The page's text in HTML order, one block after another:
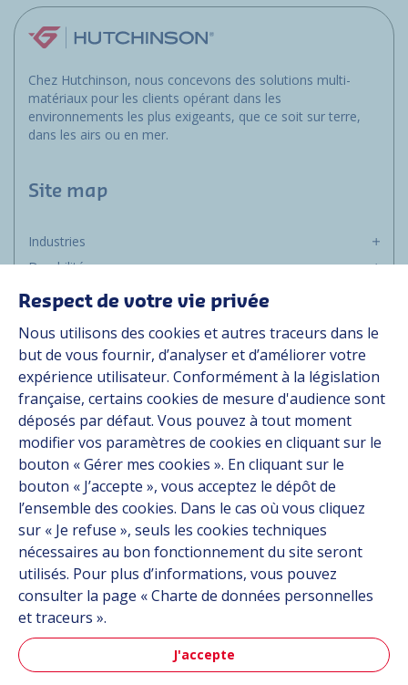
Chez Hutchinson, nous concevons des solutions multi-
matériaux pour les clients opérant dans les
environnements les plus exigeants, que ce soit sur terre,
dans les airs ou en mer.
Site map
Industries
Durabilité
Média
Groupe
Fournisseurs
Documentation
Contact
Follow us
LinkedIn
Instagram
Respect de votre vie privée
Nous utilisons des cookies et autres traceurs dans le
but de vous fournir, d’analyser et d’améliorer votre
expérience utilisateur. Conformément à la législation
française, certains cookies de mesure d'audience sont
déposés par défaut. Vous pouvez à tout moment
modifier vos paramètres de cookies en cliquant sur le
bouton « Gérer mes cookies ». En cliquant sur le
bouton « J’accepte », vous acceptez le dépôt de
l’ensemble des cookies. Dans le cas où vous cliquez
sur « Je refuse », seuls les cookies techniques
nécessaires au bon fonctionnement du site seront
utilisés. Pour plus d’informations, vous pouvez
consulter la page « Charte de données personnelles
et traceurs ».
J'accepte